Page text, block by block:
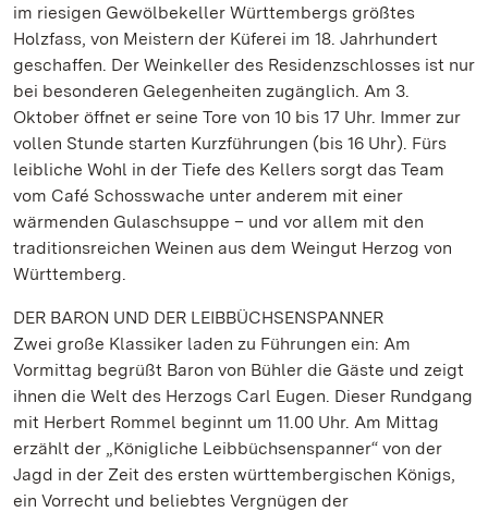
im riesigen Gewölbekeller Württembergs größtes
Holzfass, von Meistern der Küferei im 18. Jahrhundert
geschaffen. Der Weinkeller des Residenzschlosses ist nur
bei besonderen Gelegenheiten zugänglich. Am 3.
Oktober öffnet er seine Tore von 10 bis 17 Uhr. Immer zur
vollen Stunde starten Kurzführungen (bis 16 Uhr). Fürs
leibliche Wohl in der Tiefe des Kellers sorgt das Team
vom Café Schosswache unter anderem mit einer
wärmenden Gulaschsuppe – und vor allem mit den
traditionsreichen Weinen aus dem Weingut Herzog von
Württemberg.
DER BARON UND DER LEIBBÜCHSENSPANNER
Zwei große Klassiker laden zu Führungen ein: Am
Vormittag begrüßt Baron von Bühler die Gäste und zeigt
ihnen die Welt des Herzogs Carl Eugen. Dieser Rundgang
mit Herbert Rommel beginnt um 11.00 Uhr. Am Mittag
erzählt der „Königliche Leibbüchsenspanner“ von der
Jagd in der Zeit des ersten württembergischen Königs,
ein Vorrecht und beliebtes Vergnügen der